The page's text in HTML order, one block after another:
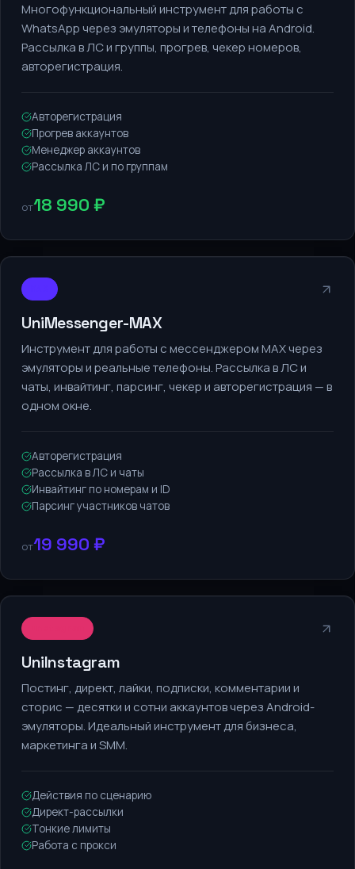
Многофункциональный инструмент для работы с
WhatsApp через эмуляторы и телефоны на Android.
Рассылка в ЛС и группы, прогрев, чекер номеров,
авторегистрация.
Авторегистрация
Прогрев аккаунтов
Менеджер аккаунтов
Рассылка ЛС и по группам
от18 990 ₽
UniMessenger-MAX
Инструмент для работы с мессенджером MAX через
эмуляторы и реальные телефоны. Рассылка в ЛС и
чаты, инвайтинг, парсинг, чекер и авторегистрация — в
одном окне.
Авторегистрация
Рассылка в ЛС и чаты
Инвайтинг по номерам и ID
Парсинг участников чатов
от19 990 ₽
UniInstagram
Постинг, директ, лайки, подписки, комментарии и
сторис — десятки и сотни аккаунтов через Android-
эмуляторы. Идеальный инструмент для бизнеса,
маркетинга и SMM.
Действия по сценарию
Директ-рассылки
Тонкие лимиты
Работа с прокси